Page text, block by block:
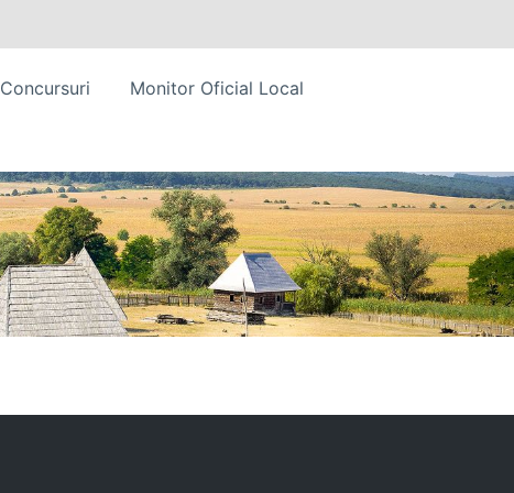
Concursuri
Monitor Oficial Local